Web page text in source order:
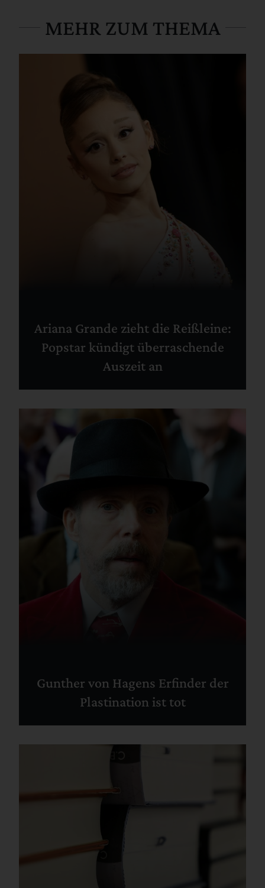
MEHR ZUM THEMA
Ariana Grande zieht die Reißleine:
Popstar kündigt überraschende
Auszeit an
Gunther von Hagens Erfinder der
Plastination ist tot